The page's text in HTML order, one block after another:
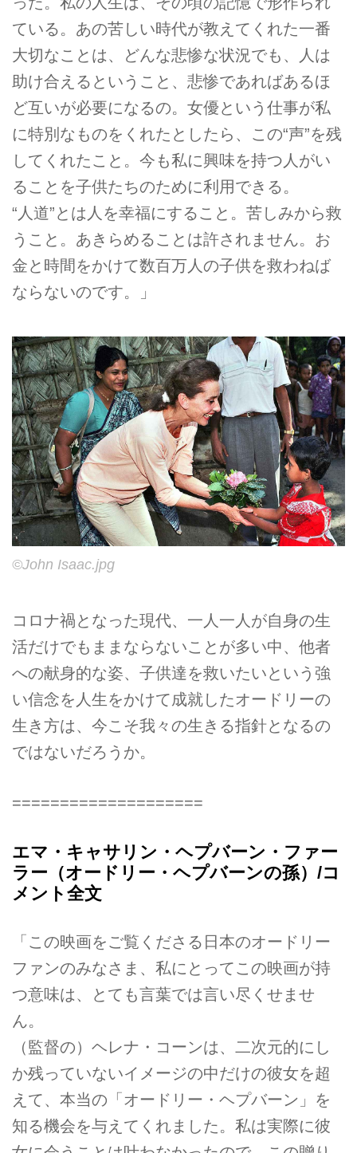
ている。あの苦しい時代が教えてくれた一番
大切なことは、どんな悲惨な状況でも、人は
助け合えるということ、悲惨であればあるほ
ど互いが必要になるの。女優という仕事が私
に特別なものをくれたとしたら、この“声”を残
してくれたこと。今も私に興味を持つ人がい
ることを子供たちのために利用できる。
“人道”とは人を幸福にすること。苦しみから救
うこと。あきらめることは許されません。お
金と時間をかけて数百万人の子供を救わねば
ならないのです。」
©John Isaac.jpg
コロナ禍となった現代、一人一人が自身の生
活だけでもままならないことが多い中、他者
への献身的な姿、子供達を救いたいという強
い信念を人生をかけて成就したオードリーの
生き方は、今こそ我々の生きる指針となるの
ではないだろうか。
====================
エマ・キャサリン・ヘプバーン・ファー
ラー（オードリー・ヘプバーンの孫）/コ
メント全文
「この映画をご覧くださる日本のオードリー
ファンのみなさま、私にとってこの映画が持
つ意味は、とても言葉では言い尽くせませ
ん。
（監督の）ヘレナ・コーンは、二次元的にし
か残っていないイメージの中だけの彼女を超
えて、本当の「オードリー・ヘプバーン」を
知る機会を与えてくれました。私は実際に彼